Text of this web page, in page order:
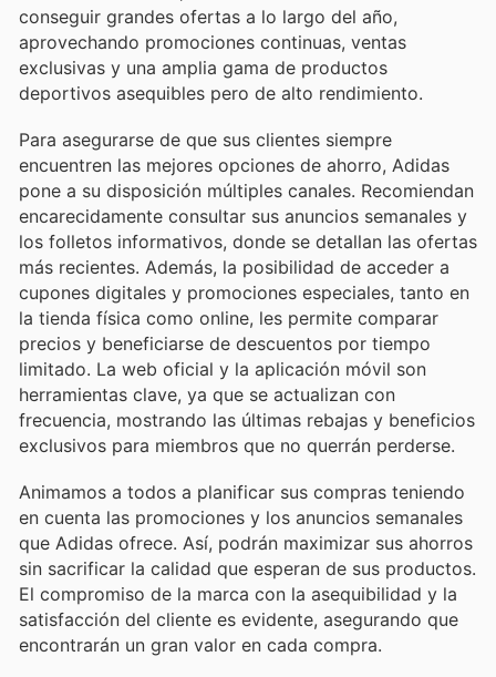
conseguir grandes ofertas a lo largo del año,
aprovechando promociones continuas, ventas
exclusivas y una amplia gama de productos
deportivos asequibles pero de alto rendimiento.
Para asegurarse de que sus clientes siempre
encuentren las mejores opciones de ahorro, Adidas
pone a su disposición múltiples canales. Recomiendan
encarecidamente consultar sus anuncios semanales y
los folletos informativos, donde se detallan las ofertas
más recientes. Además, la posibilidad de acceder a
cupones digitales y promociones especiales, tanto en
la tienda física como online, les permite comparar
precios y beneficiarse de descuentos por tiempo
limitado. La web oficial y la aplicación móvil son
herramientas clave, ya que se actualizan con
frecuencia, mostrando las últimas rebajas y beneficios
exclusivos para miembros que no querrán perderse.
Animamos a todos a planificar sus compras teniendo
en cuenta las promociones y los anuncios semanales
que Adidas ofrece. Así, podrán maximizar sus ahorros
sin sacrificar la calidad que esperan de sus productos.
El compromiso de la marca con la asequibilidad y la
satisfacción del cliente es evidente, asegurando que
encontrarán un gran valor en cada compra.